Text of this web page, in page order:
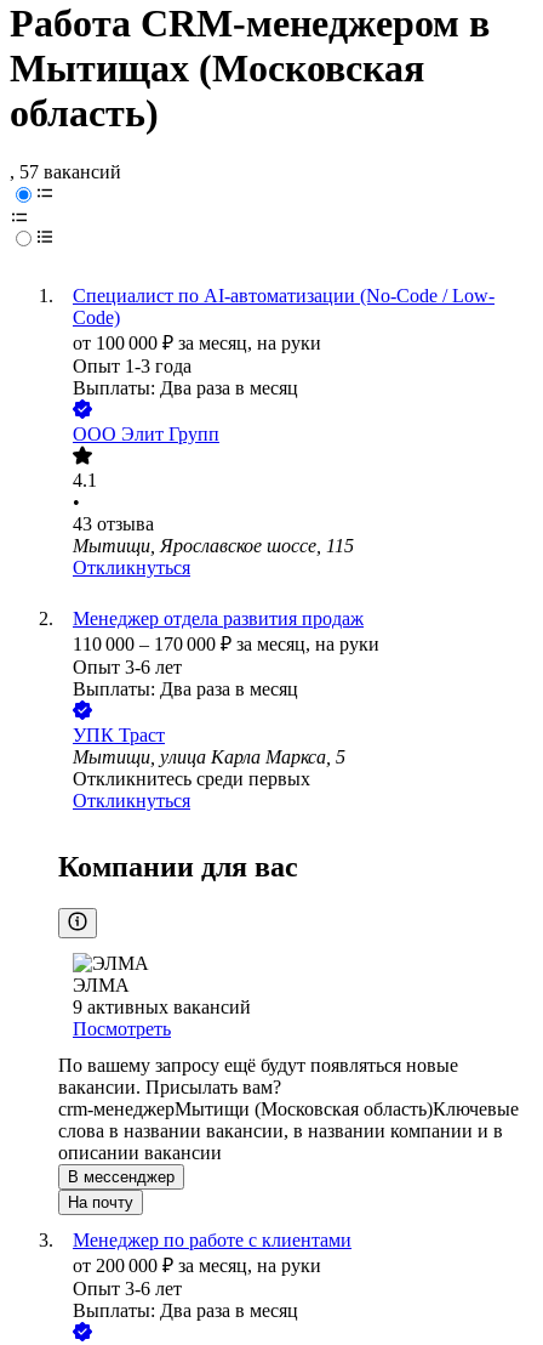
Работа CRM-менеджером в
Мытищах (Московская
область)
, 57 вакансий
Специалист по AI-автоматизации (No-Code / Low-
Code)
от 100 000 ₽ за месяц, на руки
Опыт 1-3 года
Выплаты: Два раза в месяц
ООО Элит Групп
4.1
•
43 отзыва
Мытищи, Ярославское шоссе, 115
Откликнуться
Менеджер отдела развития продаж
110 000 – 170 000 ₽ за месяц, на руки
Опыт 3-6 лет
Выплаты: Два раза в месяц
УПК Траст
Мытищи, улица Карла Маркса, 5
Откликнитесь среди первых
Откликнуться
Компании для вас
ЭЛМА
9 активных вакансий
Посмотреть
По вашему запросу ещё будут появляться новые
вакансии. Присылать вам?
crm-менеджерМытищи (Московская область)Ключевые
слова в названии вакансии, в названии компании и в
описании вакансии
В мессенджер
На почту
Менеджер по работе с клиентами
от 200 000 ₽ за месяц, на руки
Опыт 3-6 лет
Выплаты: Два раза в месяц